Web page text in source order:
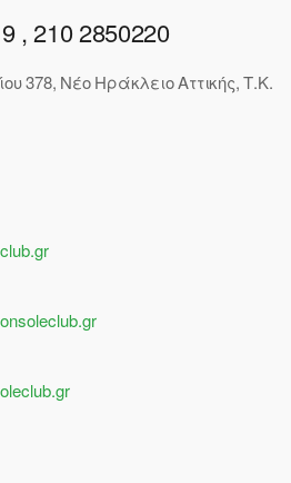
, 210 2850220
378, Νέο Ηράκλειο Αττικής, Τ.Κ.